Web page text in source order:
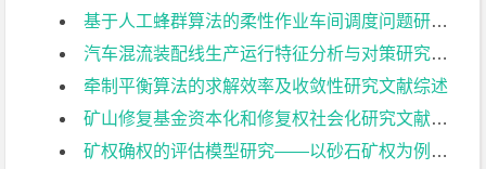
基于人工蜂群算法的柔性作业车间调度问题研究文献综述
汽车混流装配线生产运行特征分析与对策研究文献综述
牵制平衡算法的求解效率及收敛性研究文献综述
矿山修复基金资本化和修复权社会化研究文献综述
矿权确权的评估模型研究——以砂石矿权为例文献综述